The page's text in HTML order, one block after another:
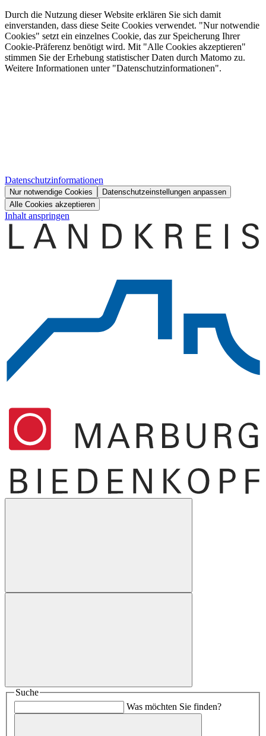
Durch die Nutzung dieser Website erklären Sie sich damit
einverstanden, dass diese Seite Cookies verwendet. "Nur notwendie
Cookies" setzt ein einzelnes Cookie, das zur Speicherung Ihrer
Cookie-Präferenz benötigt wird. Mit "Alle Cookies akzeptieren"
stimmen Sie der Erhebung statistischer Daten durch Matomo zu.
Weitere Informationen unter "Datenschutzinformationen".
Datenschutzinformationen
Nur notwendige Cookies
Datenschutzeinstellungen anpassen
Alle Cookies akzeptieren
Inhalt anspringen
Suche
Was möchten Sie finden?